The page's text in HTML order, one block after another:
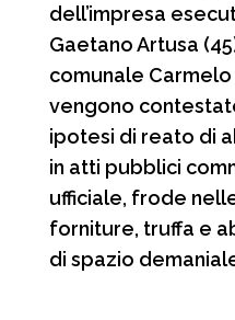
dell’impresa
Gaetano Artusa
comunale Carmelo
vengono
ipotesi di reato di
in atti pubblici
ufficiale, frode
forniture, truffa e
di spazio